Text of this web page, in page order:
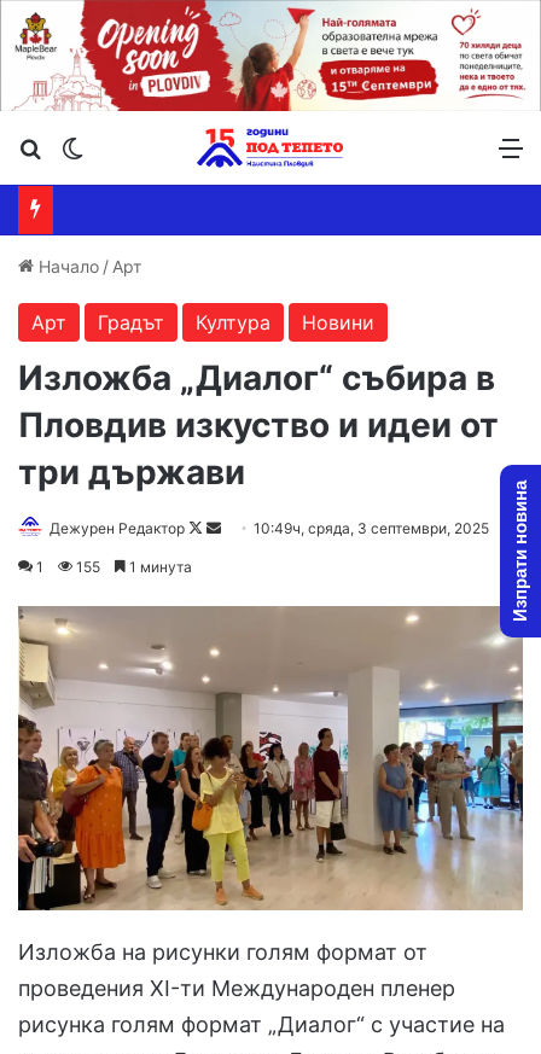
Търсене ...
Начало / Арт
Арт Градът Култура Новини
Изложба „Диалог“ събира в
Пловдив изкуство и идеи от
три държави
Дежурен Редактор
Follow
Send10:49ч, сряда, 3 септември, 2025
1 155 1 минута
Изложба на рисунки голям формат от
проведения XI-ти Международен пленер
рисунка голям формат „Диалог“ с участие на
Изпрати новина